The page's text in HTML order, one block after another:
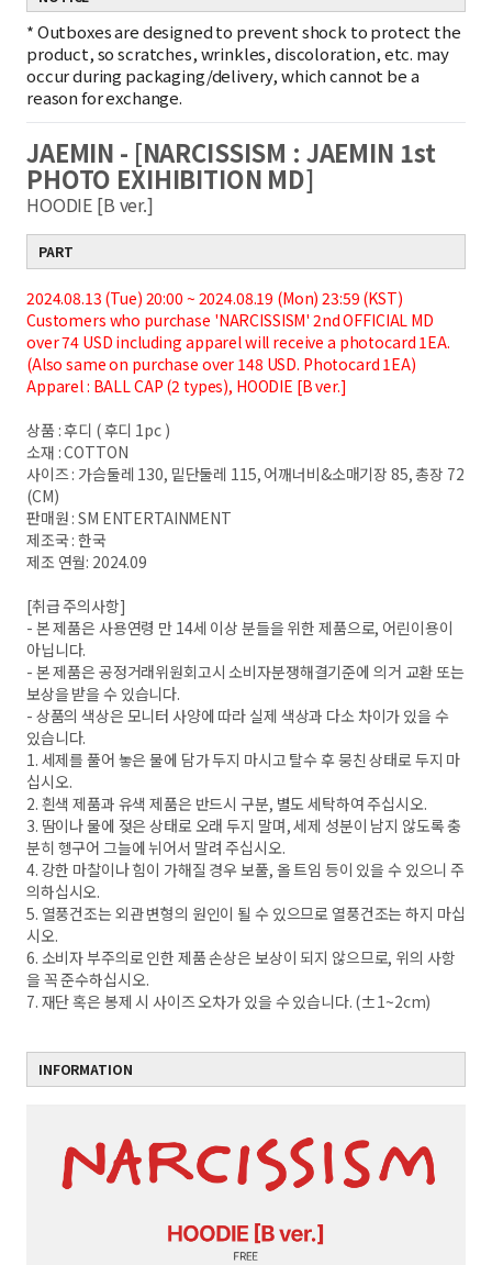
*Outboxes are designed to prevent shock to protect the
product, so scratches, wrinkles, discoloration, etc. may
occur during packaging/delivery, which cannot be a
reason for exchange.
JAEMIN - [NARCISSISM : JAEMIN 1st
PHOTO EXIHIBITION MD]
HOODIE [B ver.]
PART
2024.08.13 (Tue) 20:00 ~ 2024.08.19 (Mon) 23:59 (KST)
Customers who purchase 'NARCISSISM' 2nd OFFICIAL MD
over 74 USD including apparel will receive a photocard 1EA.
(Also same on purchase over 148 USD. Photocard 1EA)
Apparel : BALL CAP (2 types), HOODIE [B ver.]
상품 : 후디 ( 후디 1pc )
소재 : COTTON
사이즈 : 가슴둘레 130, 밑단둘레 115, 어깨너비&소매기장 85, 총장 72
(CM)
판매원 : SM ENTERTAINMENT
제조국 : 한국
제조 연월: 2024.09
[취급 주의사항]
- 본 제품은 사용연령 만 14세 이상 분들을 위한 제품으로, 어린이용이
아닙니다.
- 본 제품은 공정거래위원회고시 소비자분쟁해결기준에 의거 교환 또는
보상을 받을 수 있습니다.
- 상품의 색상은 모니터 사양에 따라 실제 색상과 다소 차이가 있을 수
있습니다.
1. 세제를 풀어 놓은 물에 담가 두지 마시고 탈수 후 뭉친 상태로 두지 마
십시오.
2. 흰색 제품과 유색 제품은 반드시 구분, 별도 세탁하여 주십시오.
3. 땀이나 물에 젖은 상태로 오래 두지 말며, 세제 성분이 남지 않도록 충
분히 헹구어 그늘에 뉘어서 말려 주십시오.
4. 강한 마찰이나 힘이 가해질 경우 보풀, 올 트임 등이 있을 수 있으니 주
의하십시오.
5. 열풍건조는 외관 변형의 원인이 될 수 있으므로 열풍건조는 하지 마십
시오.
6. 소비자 부주의로 인한 제품 손상은 보상이 되지 않으므로, 위의 사항
을 꼭 준수하십시오.
7. 재단 혹은 봉제 시 사이즈 오차가 있을 수 있습니다. (±1~2cm)
INFORMATION